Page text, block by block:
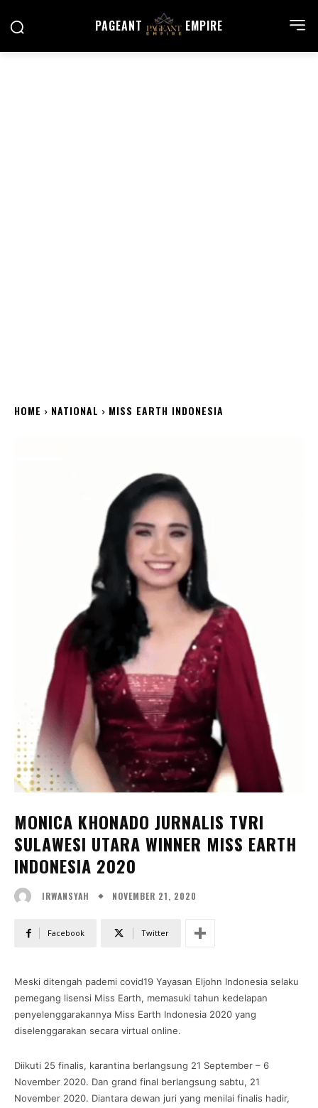
PAGEANT EMPIRE
HOME NATIONAL MISS EARTH INDONESIA
MONICA KHONADO JURNALIS TVRI
SULAWESI UTARA WINNER MISS EARTH
INDONESIA 2020
IRWANSYAH NOVEMBER 21, 2020
Facebook Twitter
Meski ditengah pademi covid19 Yayasan Eljohn Indonesia selaku
pemegang lisensi Miss Earth, memasuki tahun kedelapan
penyelenggarakannya Miss Earth Indonesia 2020 yang
diselenggarakan secara virtual online.
Diikuti 25 finalis, karantina berlangsung 21 September – 6
November 2020. Dan grand final berlangsung sabtu, 21
November 2020. Diantara dewan juri yang menilai finalis hadir,